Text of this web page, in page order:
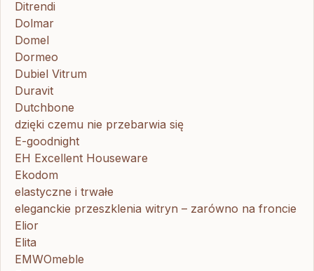
Ditrendi
Dolmar
Domel
Dormeo
Dubiel Vitrum
Duravit
Dutchbone
dzięki czemu nie przebarwia się
E-goodnight
EH Excellent Houseware
Ekodom
elastyczne i trwałe
eleganckie przeszklenia witryn – zarówno na froncie
Elior
Elita
EMWOmeble